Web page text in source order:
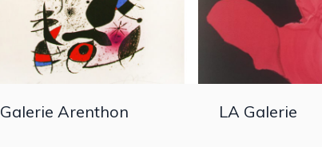
Galerie Arenthon LA Galerie